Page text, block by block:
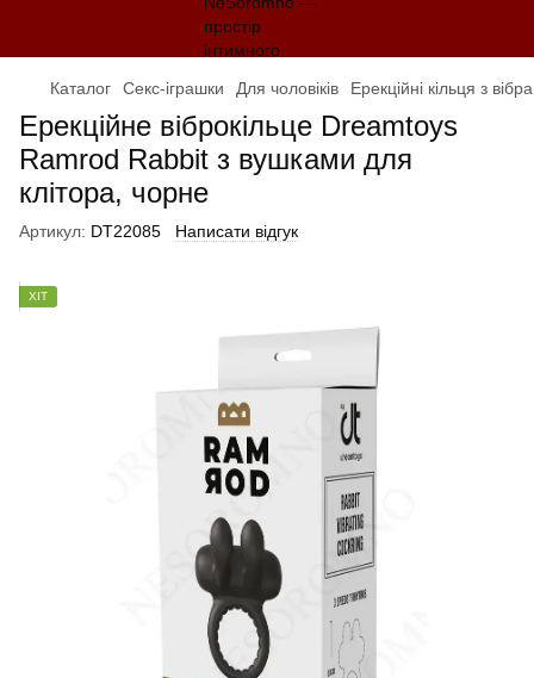
Каталог Секс-іграшки Для чоловіків Ерекційні кільця з
Ерекційне віброкільце Dreamtoys
Ramrod Rabbit з вушками для
клітора, чорне
Артикул: DT22085 Написати відгук
ХІТ